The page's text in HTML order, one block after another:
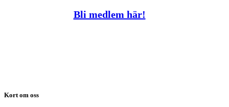
Bli medlem här!
Kort om oss